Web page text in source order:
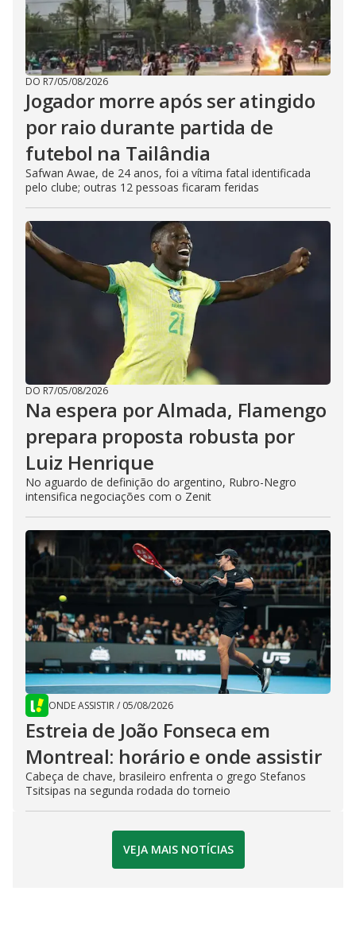
DO R7/05/08/2026
Jogador morre após ser atingido
por raio durante partida de
futebol na Tailândia
Safwan Awae, de 24 anos, foi a vítima fatal identificada
pelo clube; outras 12 pessoas ficaram feridas
DO R7/05/08/2026
Na espera por Almada, Flamengo
prepara proposta robusta por
Luiz Henrique
No aguardo de definição do argentino, Rubro-Negro
intensifica negociações com o Zenit
ONDE ASSISTIR/ 05/08/2026
Estreia de João Fonseca em
Montreal: horário e onde assistir
Cabeça de chave, brasileiro enfrenta o grego Stefanos
Tsitsipas na segunda rodada do torneio
VEJA MAIS NOTÍCIAS